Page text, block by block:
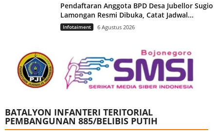
Pendaftaran Anggota BPD Desa Jubellor Sugio
Lamongan Resmi Dibuka, Catat Jadwal...
Infotaiment 6 Agustus 2026
BATALYON INFANTERI TERITORIAL
PEMBANGUNAN 885/BELIBIS PUTIH